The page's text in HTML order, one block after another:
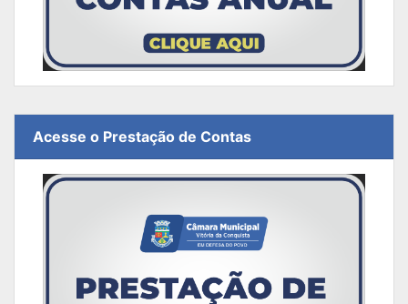
Acesse o Prestação de Contas